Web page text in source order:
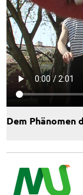
Dem Phänomen